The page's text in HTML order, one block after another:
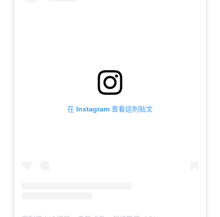
在 Instagram 查看這則貼文